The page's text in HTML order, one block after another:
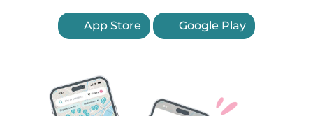
App Store Google Play